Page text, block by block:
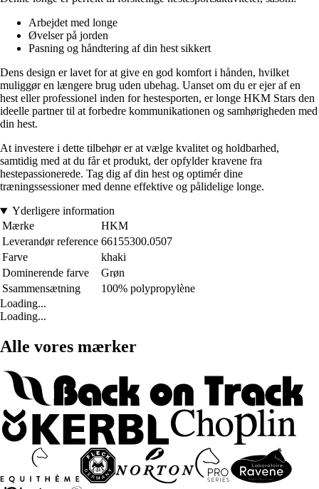
Arbejdet med longe
Øvelser på jorden
Pasning og håndtering af din hest sikkert
Dens design er lavet for at give en god komfort i hånden, hvilket
muliggør en længere brug uden ubehag. Uanset om du er ejer af en
hest eller professionel inden for hestesporten, er longe HKM Stars den
ideelle partner til at forbedre kommunikationen og samhørigheden med
din hest.
At investere i dette tilbehør er at vælge kvalitet og holdbarhed,
samtidig med at du får et produkt, der opfylder kravene fra
hestepassionerede. Tag dig af din hest og optimér dine
træningssessioner med denne effektive og pålidelige longe.
Yderligere information
Mærke
HKM
Leverandør reference 66155300.0507
Farve
khaki
Dominerende farve
Grøn
Ssammensætning
100% polypropylène
Loading...
Loading...
Alle vores mærker